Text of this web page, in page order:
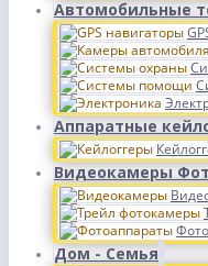
Автомобильные
Аппаратные
Видеокамеры
Дом - Семья